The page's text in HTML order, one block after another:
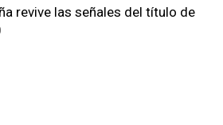
revive las señales del título de